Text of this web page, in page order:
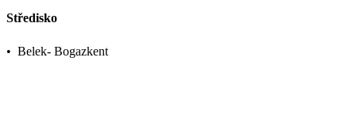
Středisko
• Belek- Bogazkent